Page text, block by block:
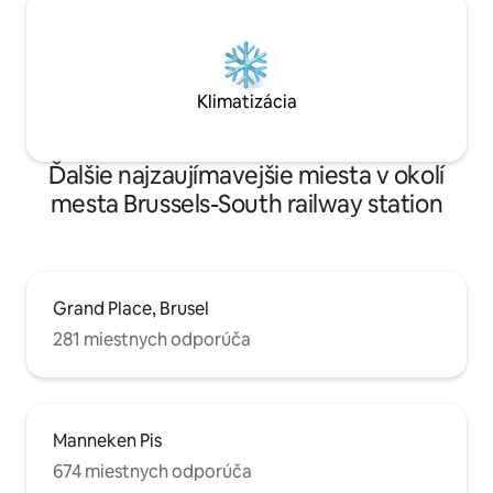
Klimatizácia
Ďalšie najzaujímavejšie miesta v okolí
mesta Brussels-South railway station
Grand Place, Brusel
281 miestnych odporúča
Manneken Pis
674 miestnych odporúča